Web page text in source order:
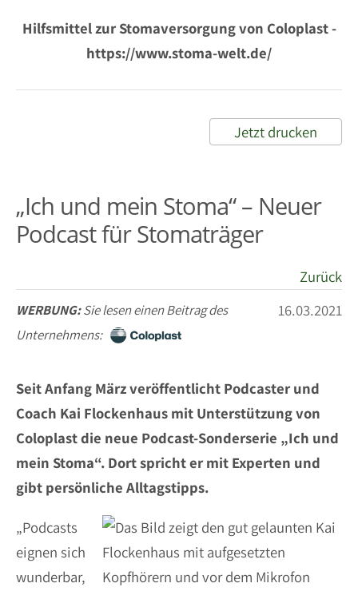
Hilfsmittel zur Stomaversorgung von Coloplast -
https://www.stoma-welt.de/
Jetzt drucken
„Ich und mein Stoma“ – Neuer
Podcast für Stomaträger
Zurück
16.03.2021
WERBUNG:Sie lesen einen Beitrag des
Unternehmens:
Seit Anfang März veröffentlicht Podcaster und
Coach Kai Flockenhaus mit Unterstützung von
Coloplast die neue Podcast-Sonderserie „Ich und
mein Stoma“. Dort spricht er mit Experten und
gibt persönliche Alltagstipps.
„Podcasts
eignen sich
wunderbar,